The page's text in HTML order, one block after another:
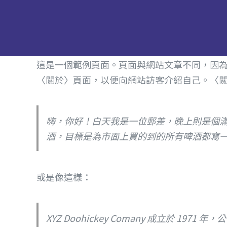
這是一個範例頁面。頁面與網站文章不同，因
〈關於〉頁面，以便向網站訪客介紹自己。〈
嗨，你好！白天我是一位郵差，晚上則是個
酒，目標是為市面上買的到的所有啤酒都寫
或是像這樣：
XYZ Doohickey Comany 成立於 1971 年，